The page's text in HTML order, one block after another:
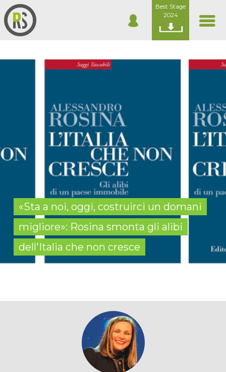
Best Stage
2024
«Sta a noi, oggi, costruirci un domani
migliore»: Rosina smonta gli alibi
dell'Italia che non cresce